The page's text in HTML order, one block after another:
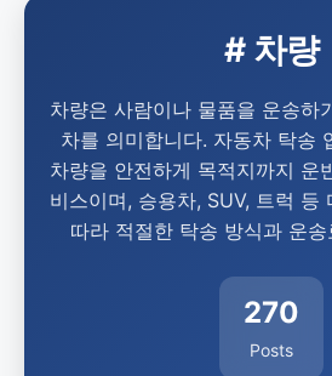
# 차량
차량은 사람이나 물품을 운송하
차를 의미합니다. 자동차 탁송
차량을 안전하게 목적지까지 운
비스이며, 승용차, SUV, 트럭 등
따라 적절한 탁송 방식과 운
270
Posts